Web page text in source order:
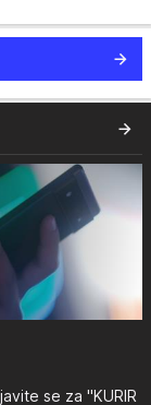
se za "KURIR